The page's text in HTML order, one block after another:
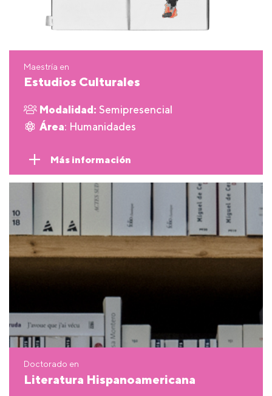
Maestría en
Estudios Culturales
Modalidad: Semipresencial
Área: Humanidades
Más información
Doctorado en
Literatura Hispanoamericana